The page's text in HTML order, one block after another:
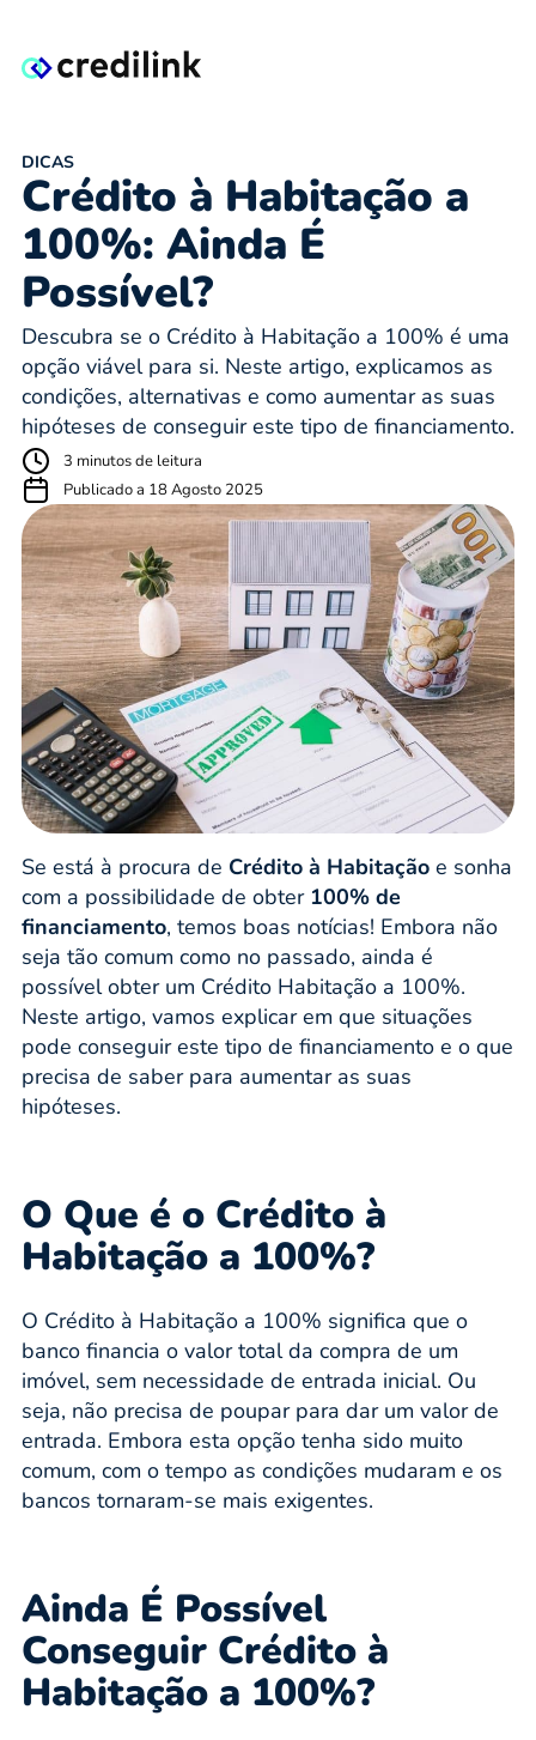
DICAS
Crédito à Habitação a
100%: Ainda É
Possível?
Descubra se o Crédito à Habitação a 100% é uma
opção viável para si. Neste artigo, explicamos as
condições, alternativas e como aumentar as suas
hipóteses de conseguir este tipo de financiamento.
3 minutos de leitura
Publicado a 18 Agosto 2025
Se está à procura de Crédito à Habitação e sonha
com a possibilidade de obter 100% de
financiamento, temos boas notícias! Embora não
seja tão comum como no passado, ainda é
possível obter um Crédito Habitação a 100%.
Neste artigo, vamos explicar em que situações
pode conseguir este tipo de financiamento e o que
precisa de saber para aumentar as suas
hipóteses.
O Que é o Crédito à
Habitação a 100%?
O Crédito à Habitação a 100% significa que o
banco financia o valor total da compra de um
imóvel, sem necessidade de entrada inicial. Ou
seja, não precisa de poupar para dar um valor de
entrada. Embora esta opção tenha sido muito
comum, com o tempo as condições mudaram e os
bancos tornaram-se mais exigentes.
Ainda É Possível
Conseguir Crédito à
Habitação a 100%?